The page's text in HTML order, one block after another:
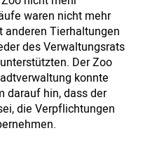
waren nicht mehr
anderen Tierhaltungen
des Verwaltungsrats
Der Zoo
konnte
darauf hin, dass der
die Verpflichtungen